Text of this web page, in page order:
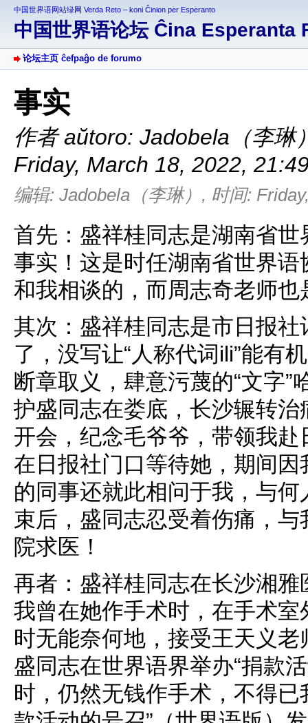
中国世界语网站绿网 Verda Reto – koni Ĉinion per Esperanto
中国世界语论坛 Ĉina Esperanta
论坛主页 ĉefpaĝo de forumo
事实
作者 aŭtoro: Jadobela（李琳
Friday, March 18, 2022,
编辑: Jadobela（李琳）, 时间:
首先：盛祥桂同志是湖南省
事实！这是时任湖南省世界
和我相谈的，而周志奇老师也
其次：盛祥桂同志是市日报社
了，没写让“人称代词ili”能有
断章取义，肆意污蔑的“文字”
护盛同志在娄底，长沙辗转
开会，纪念毛爷爷，带领我
在日报社门口等待她，期间
的同事还就此相问于我，与
束后，盛同志忍受着伤痛，
院求医！
再者：盛祥桂同志在长沙湘
我曾在她作手术时，在手术
时无能奈何地，接受王天义
盛同志在世界语界举办“捐款
时，仍然无钱作手术，不得